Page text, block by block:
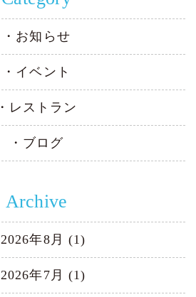
お知らせ
イベント
レストラン
ブログ
Archive
2026年8月 (1)
2026年7月 (1)